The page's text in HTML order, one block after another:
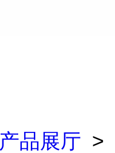
产品展厅 >